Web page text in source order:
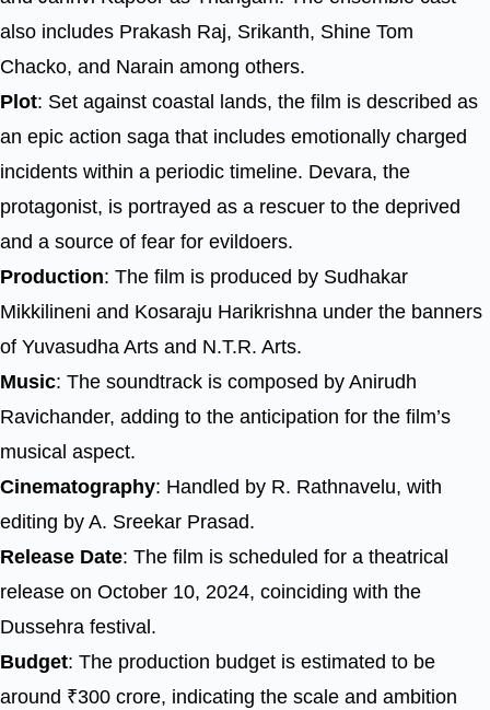
also includes Prakash Raj, Srikanth, Shine Tom
Chacko, and Narain among others.
Plot: Set against coastal lands, the film is described as
an epic action saga that includes emotionally charged
incidents within a periodic timeline. Devara, the
protagonist, is portrayed as a rescuer to the deprived
and a source of fear for evildoers.
Production: The film is produced by Sudhakar
Mikkilineni and Kosaraju Harikrishna under the banners
of Yuvasudha Arts and N.T.R. Arts.
Music: The soundtrack is composed by Anirudh
Ravichander, adding to the anticipation for the film’s
musical aspect.
Cinematography: Handled by R. Rathnavelu, with
editing by A. Sreekar Prasad.
Release Date: The film is scheduled for a theatrical
release on October 10, 2024, coinciding with the
Dussehra festival.
Budget: The production budget is estimated to be
around ₹300 crore, indicating the scale and ambition